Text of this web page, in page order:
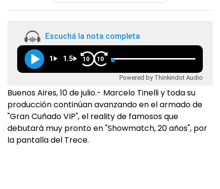
Escuchá la nota completa
1 1.5 10 10
Powered by Thinkindot Audio
Buenos Aires, 10 de julio.- Marcelo Tinelli y toda su
producción continúan avanzando en el armado de
"Gran Cuñado VIP", el reality de famosos que
debutará muy pronto en "Showmatch, 20 años", por
la pantalla del Trece.